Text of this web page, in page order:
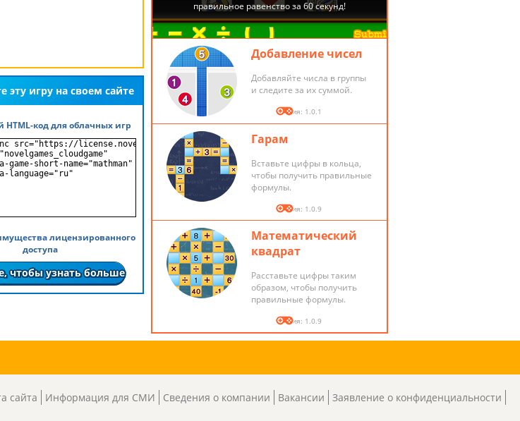
эту игру на своем сайте
HTML-код для облачных игр
src="https://license.novelgames.com/games/game.js"></script>
лицензированного
доступа
чтобы узнать больше
Добавление чисел
Добавляйте числа в группы
и следите за их суммой.
Версия: 1.0.1
Гарам
Вставьте цифры в кольца,
чтобы получить правильные
формулы.
Версия: 1.0.9
Математический
квадрат
Расставьте цифры таким
образом, чтобы получить
правильные формулы.
Версия: 1.0.9
сайта Информация для СМИ Сведения о компании Вакансии Заявление о конфиденциальности